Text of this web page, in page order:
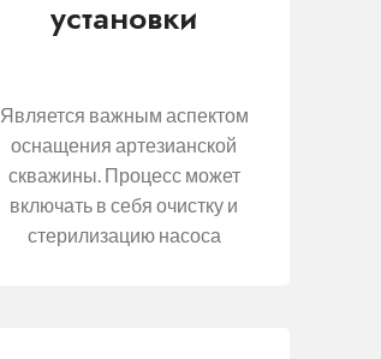
установки
Является важным аспектом
оснащения артезианской
скважины. Процесс может
включать в себя очистку и
стерилизацию насоса